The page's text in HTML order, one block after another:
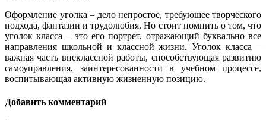
Оформление уголка – дело непростое, требующее творческого
подхода, фантазии и трудолюбия. Но стоит помнить о том, что
уголок класса – это его портрет, отражающий буквально все
направления школьной и классной жизни. Уголок класса –
важная часть внеклассной работы, способствующая развитию
самоуправления, заинтересованности в учебном процессе,
воспитывающая активную жизненную позицию.
Добавить комментарий